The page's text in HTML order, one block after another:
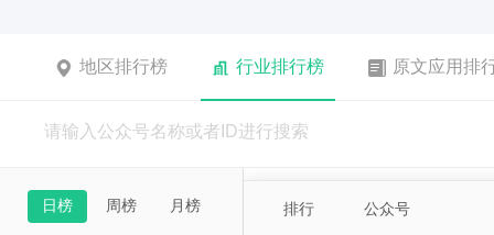
地区排行榜 行业排行榜 原文应用排
日榜 周榜 月榜 排行 公众号